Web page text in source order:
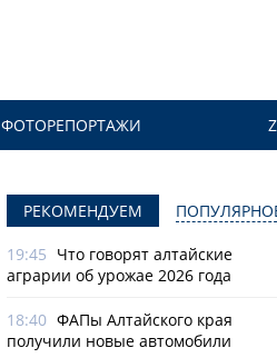
ФОТОРЕПОРТАЖИ
РЕКОМЕНДУЕМ
19:45 Что говорят алтайские
аграрии об урожае 2026 года
18:40 ФАПы Алтайского края
получили новые автомобили